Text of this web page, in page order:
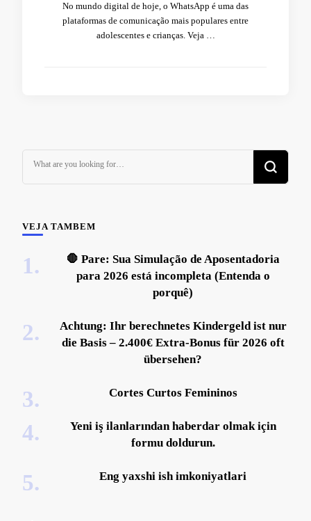
No mundo digital de hoje, o WhatsApp é uma das
plataformas de comunicação mais populares entre
adolescentes e crianças. Veja …
VEJA TAMBEM
🛑 Pare: Sua Simulação de Aposentadoria
para 2026 está incompleta (Entenda o
porquê)
Achtung: Ihr berechnetes Kindergeld ist nur
die Basis – 2.400€ Extra-Bonus für 2026 oft
übersehen?
Cortes Curtos Femininos
Yeni iş ilanlarından haberdar olmak için
formu doldurun.
Eng yaxshi ish imkoniyatlari